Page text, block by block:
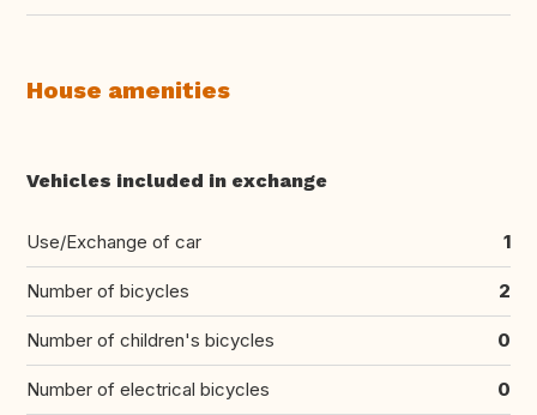
House amenities
Vehicles included in exchange
Use/Exchange of car 1
Number of bicycles 2
Number of children's bicycles 0
Number of electrical bicycles 0